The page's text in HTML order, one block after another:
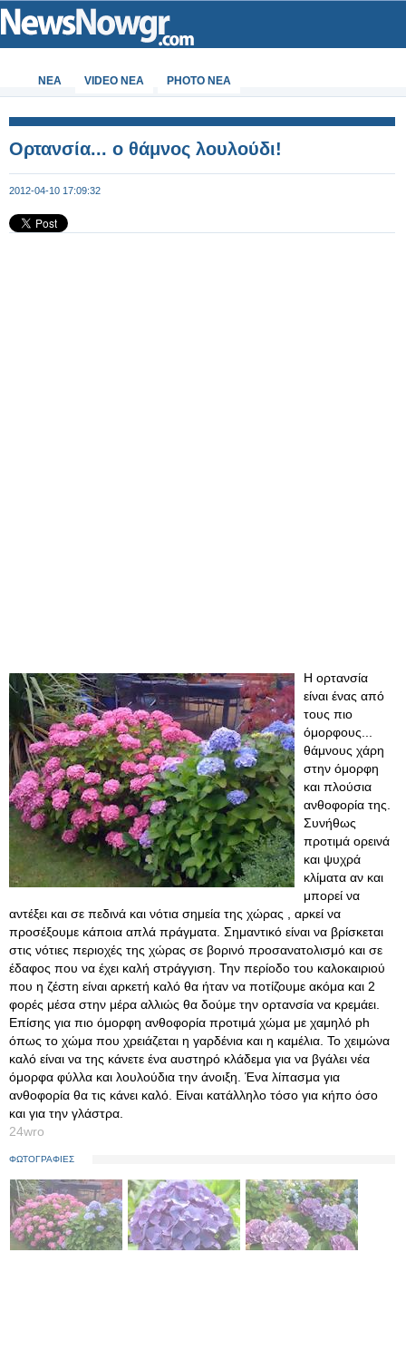
ΝΕΑ VIDEO NEA PHOTO NEA
Ορτανσία... ο θάμνος λουλούδι!
2012-04-10 17:09:32
Η ορτανσία
είναι ένας από
τους πιο
όμορφους...
θάμνους χάρη
στην όμορφη
και πλούσια
ανθοφορία της.
Συνήθως
προτιμά ορεινά
και ψυχρά
κλίματα αν και
μπορεί να
αντέξει και σε πεδινά και νότια σημεία της χώρας , αρκεί να
προσέξουμε κάποια απλά πράγματα. Σημαντικό είναι να βρίσκεται
στις νότιες περιοχές της χώρας σε βορινό προσανατολισμό και σε
έδαφος που να έχει καλή στράγγιση. Την περίοδο του καλοκαιριού
που η ζέστη είναι αρκετή καλό θα ήταν να ποτίζουμε ακόμα και 2
φορές μέσα στην μέρα αλλιώς θα δούμε την ορτανσία να κρεμάει.
Επίσης για πιο όμορφη ανθοφορία προτιμά χώμα με χαμηλό ph
όπως το χώμα που χρειάζεται η γαρδένια και η καμέλια. Το χειμώνα
καλό είναι να της κάνετε ένα αυστηρό κλάδεμα για να βγάλει νέα
όμορφα φύλλα και λουλούδια την άνοιξη. Ένα λίπασμα για
ανθοφορία θα τις κάνει καλό. Είναι κατάλληλο τόσο για κήπο όσο
και για την γλάστρα.
24wro
ΦΩΤΟΓΡΑΦΙΕΣ